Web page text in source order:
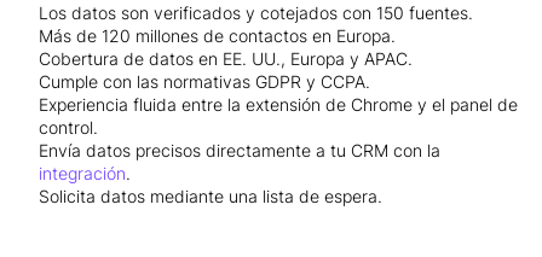
Los datos son verificados y cotejados con 150 fuentes.
Más de 120 millones de contactos en Europa.
Cobertura de datos en EE. UU., Europa y APAC.
Cumple con las normativas GDPR y CCPA.
Experiencia fluida entre la extensión de Chrome y el panel de
control.
Envía datos precisos directamente a tu CRM con la
integración.
Solicita datos mediante una lista de espera.